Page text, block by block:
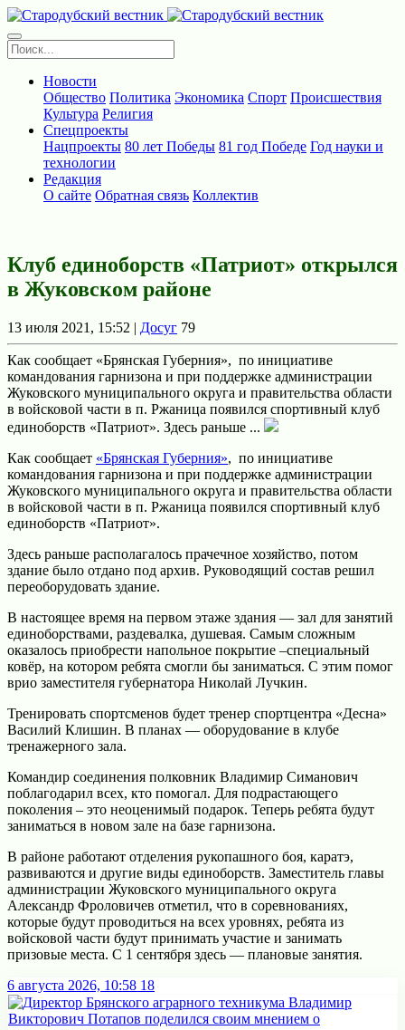
Новости
Общество Политика Экономика Спорт Происшествия
Культура Религия
Спецпроекты
Нацпроекты 80 лет Победы 81 год Победе Год науки и
технологии
Редакция
О сайте Обратная связь Коллектив
Клуб единоборств «Патриот» открылся
в Жуковском районе
13 июля 2021, 15:52 | Досуг 79
Как сообщает «Брянская Губерния», по инициативе
командования гарнизона и при поддержке администрации
Жуковского муниципального округа и правительства области
в войсковой части в п. Ржаница появился спортивный клуб
единоборств «Патриот». Здесь раньше ...
Как сообщает «Брянская Губерния», по инициативе
командования гарнизона и при поддержке администрации
Жуковского муниципального округа и правительства области
в войсковой части в п. Ржаница появился спортивный клуб
единоборств «Патриот».
Здесь раньше располагалось прачечное хозяйство, потом
здание было отдано под архив. Руководящий состав решил
переоборудовать здание.
В настоящее время на первом этаже здания — зал для занятий
единоборствами, раздевалка, душевая. Самым сложным
оказалось приобрести напольное покрытие –специальный
ковёр, на котором ребята смогли бы заниматься. С этим помог
врио заместителя губернатора Николай Лучкин.
Тренировать спортсменов будет тренер спортцентра «Десна»
Василий Клишин. В планах — оборудование в клубе
тренажерного зала.
Командир соединения полковник Владимир Симанович
поблагодарил всех, кто помогал. Для подрастающего
поколения – это неоценимый подарок. Теперь ребята будут
заниматься в новом зале на базе гарнизона.
В районе работают отделения рукопашного боя, каратэ,
развиваются и другие виды единоборств. Заместитель главы
администрации Жуковского муниципального округа
Александр Фроловичев отметил, что в соревнованиях,
которые будут проводиться на всех уровнях, ребята из
войсковой части будут принимать участие и занимать
призовые места. С 1 сентября здесь — плановые занятия.
6 августа 2026, 10:58 18